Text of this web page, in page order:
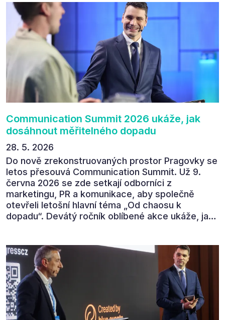
zúčastnit i příštího ročníku. „Příjemná konference,
výborný program, hezké prostory, Daniel Stach
absolutně nejlepší moderátor!!!“ Tak shrnul
Communication Summit jeden z 330 účastníků ve
své zpětné vazbě. Ta potvrdila, co bylo slyšet i
cítit po celý 9. červen v Pragovce – že ročník s
tématem „Od chaosu k dopadu“ se skutečně
povedl.
Communication Summit 2026 ukáže, jak
dosáhnout měřitelného dopadu
28. 5. 2026
Do nově zrekonstruovaných prostor Pragovky se
letos přesouvá Communication Summit. Už 9.
června 2026 se zde setkají odborníci z
marketingu, PR a komunikace, aby společně
otevřeli letošní hlavní téma „Od chaosu k
dopadu“. Devátý ročník oblíbené akce ukáže, jak